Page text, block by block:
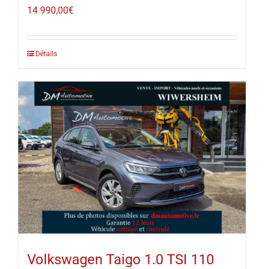
14 990,00€
Détails
Volkswagen Taigo 1.0 TSI 110